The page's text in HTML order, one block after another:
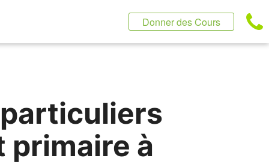
Donner des Cours
primaire à